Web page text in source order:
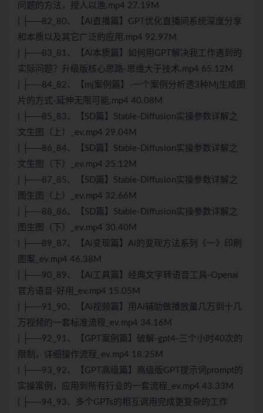
问题的方法，授人以渔.mp4 27.19M
| ├──82_80、【Ai直播篇】GPT优化直播间系统深度分享
和本质以及其它广泛的应用.mp4 92.97M
| ├──83_81、【Ai本质篇】如何用GPT解决我工作遇到的
实际问题？升级版核心思路-思维大于技术.mp4 65.12M
| ├──84_82、【mj案例篇】-一个案例分析透3种Mj生成图
片的方式-延伸无限可能.mp4 40.08M
| ├──85_83、【SD篇】Stable-Diffusion实操参数详解之
文生图（上）_ev.mp4 29.04M
| ├──86_84、【SD篇】Stable-Diffusion实操参数详解之
文生图（下）_ev.mp4 25.12M
| ├──87_85、【SD篇】Stable-Diffusion实操参数详解之
图生图（上）_ev.mp4 32.66M
| ├──88_86、【SD篇】Stable-Diffusion实操参数详解之
图生图（下）_ev.mp4 30.40M
| ├──89_87、【Ai变现篇】Ai的变现方法系列《一》印刷
图案_ev.mp4 46.38M
| ├──90_89、【Ai工具篇】经典文字转语音工具-Openai
官方语音-好用_ev.mp4 15.05M
| ├──91_90、【Ai视频篇】用Ai辅助做播放量几万到十几
万视频的一套标准流程_ev.mp4 34.16M
| ├──92_91、【GPT案例篇】破解-gpt4-三个小时40次的
限制，详细操作流程_ev.mp4 18.25M
| ├──93_92、【GPT高级篇】高级版GPT提示词prompt的
实操案例，应用到所有行业的一套流程_ev.mp4 43.33M
| ├──94_93、多个GPTs的相互调用完成更复杂的工作